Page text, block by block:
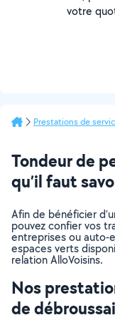
votre
Prestations de
Tondeur de
qu’il faut
Afin de bénéficier
pouvez confier vos
entreprises ou auto-
espaces verts
relation AlloVoisins.
Nos
de